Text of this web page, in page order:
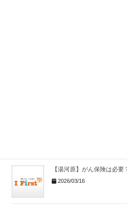
【湯河原】がん保険は必
2026/03/16